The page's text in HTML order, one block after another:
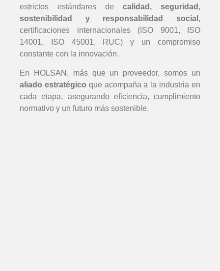
estrictos estándares de calidad,
seguridad,
sostenibilidad y responsabilidad social ,
certificaciones internacionales (ISO 9001, ISO
14001, ISO 45001, RUC) y un compromiso
constante con la innovación.
En HOLSAN, más que un proveedor, somos un
aliado estratégico que acompaña a la industria en
cada etapa, asegurando eficiencia, cumplimiento
normativo y un futuro más sostenible.